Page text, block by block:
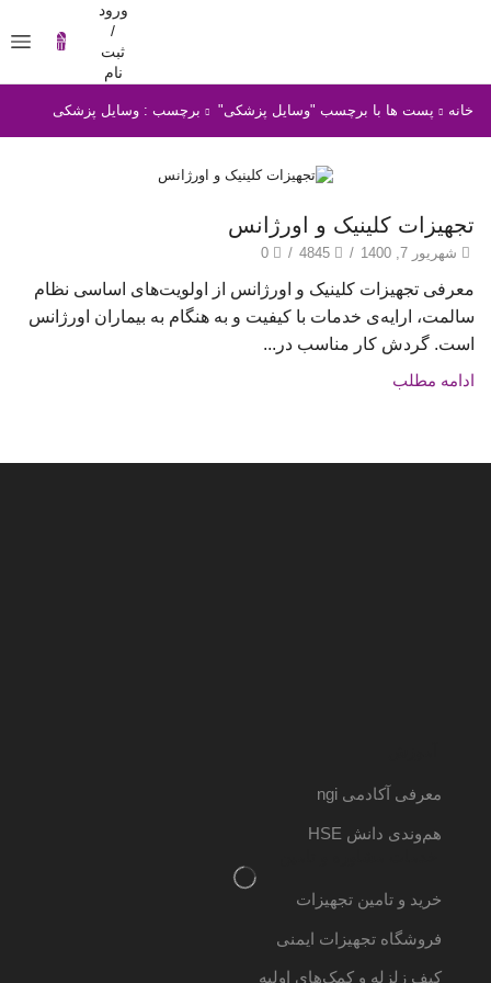
ورود
/
ثبت
نام
خانه پست ها با برچسب "وسایل پزشکی" برچسب : وسایل پزشکی
مقالات
تجهیزات کلینیک و اورژانس
شهریور 7, 1400 /
4845
/
0
معرفی تجهیزات کلینیک و اورژانس از اولویت‌های اساسی نظام
سالمت، ارایه‌ی خدمات با کیفیت و به هنگام به بیماران اورژانس
است. گردش کار مناسب در...
ادامه مطلب
معرفی آکادمی ngi
هم‌وندی دانش HSE
خرید و تامین تجهیزات
فروشگاه تجهیزات ایمنی
کیف زلزله و کمک‌های اولیه